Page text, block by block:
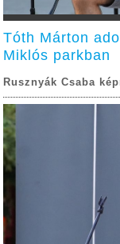
Tóth Márton
Miklós parkban
Rusznyák Csaba